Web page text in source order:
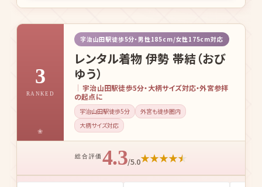
3
RANKED
宇治山田駅徒歩5分・男性185cm/女性175cm対応
レンタル着物 伊勢 帯結（おび
ゆう）
宇治山田駅徒歩5分・大柄サイズ対応・外宮参拝
の起点に
宇治山田駅徒歩5分
外宮も徒歩圏内
大柄サイズ対応
総合評価 4.3/5.0★★★★★